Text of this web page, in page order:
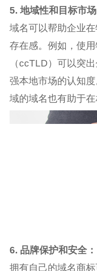
5. 地域性和目标市场
域名可以帮助企业
存在感。例如，使
（ccTLD）可以突
强本地市场的认知
域的域名也有助于在
6. 品牌保护和安全：
拥有自己的域名商